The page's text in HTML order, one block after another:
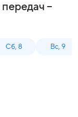
–
Сб, 8 Вс, 9